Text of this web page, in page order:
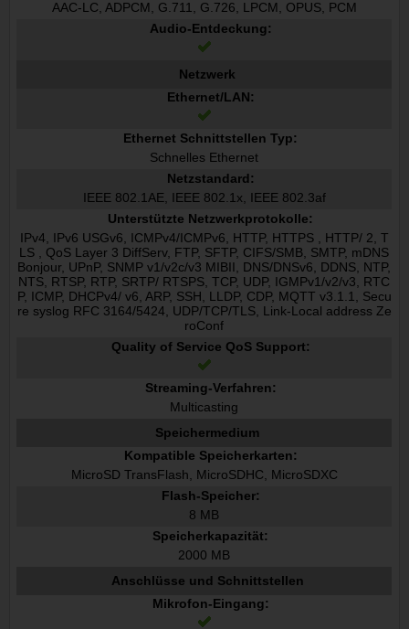
AAC-LC, ADPCM, G.711, G.726, LPCM, OPUS, PCM
Audio-Entdeckung:
Netzwerk
Ethernet/LAN:
Ethernet Schnittstellen Typ:
Schnelles Ethernet
Netzstandard:
IEEE 802.1AE, IEEE 802.1x, IEEE 802.3af
Unterstützte Netzwerkprotokolle:
IPv4, IPv6 USGv6, ICMPv4/ICMPv6, HTTP, HTTPS , HTTP/ 2, T
LS , QoS Layer 3 DiffServ, FTP, SFTP, CIFS/SMB, SMTP, mDNS
Bonjour, UPnP, SNMP v1/v2c/v3 MIBII, DNS/DNSv6, DDNS, NTP,
NTS, RTSP, RTP, SRTP/ RTSPS, TCP, UDP, IGMPv1/v2/v3, RTC
P, ICMP, DHCPv4/ v6, ARP, SSH, LLDP, CDP, MQTT v3.1.1, Secu
re syslog RFC 3164/5424, UDP/TCP/TLS, Link-Local address Ze
roConf
Quality of Service QoS Support:
Streaming-Verfahren:
Multicasting
Speichermedium
Kompatible Speicherkarten:
MicroSD TransFlash, MicroSDHC, MicroSDXC
Flash-Speicher:
8 MB
Speicherkapazität:
2000 MB
Anschlüsse und Schnittstellen
Mikrofon-Eingang: